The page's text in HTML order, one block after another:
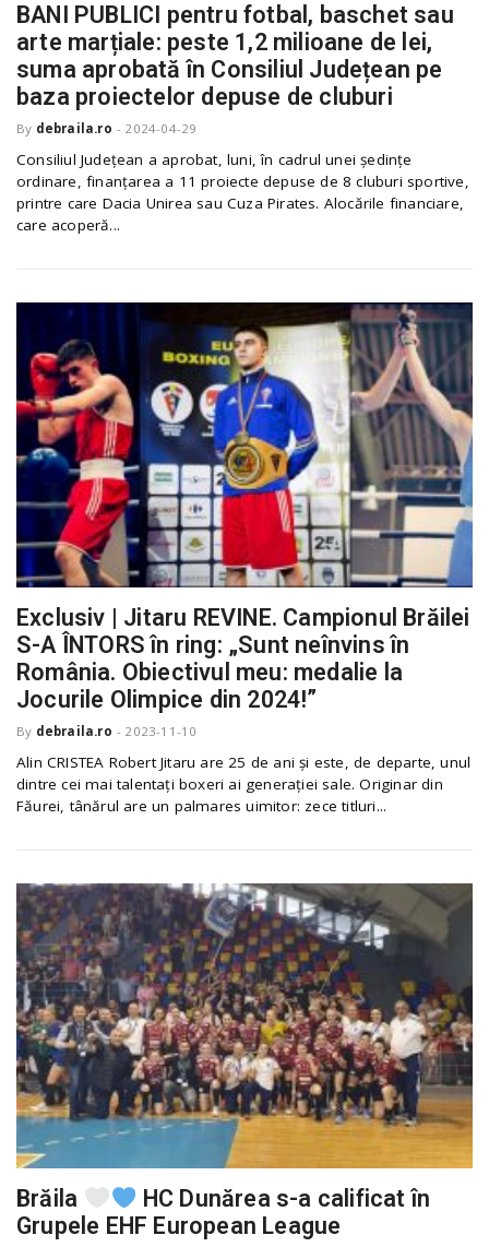
BANI PUBLICI pentru fotbal, baschet sau
arte marțiale: peste 1,2 milioane de lei,
suma aprobată în Consiliul Județean pe
baza proiectelor depuse de cluburi
By debraila.ro - 2024-04-29
Consiliul Județean a aprobat, luni, în cadrul unei ședințe
ordinare, finanțarea a 11 proiecte depuse de 8 cluburi sportive,
printre care Dacia Unirea sau Cuza Pirates. Alocările financiare,
care acoperă...
Exclusiv | Jitaru REVINE. Campionul Brăilei
S-A ÎNTORS în ring: „Sunt neînvins în
România. Obiectivul meu: medalie la
Jocurile Olimpice din 2024!”
By debraila.ro - 2023-11-10
Alin CRISTEA Robert Jitaru are 25 de ani și este, de departe, unul
dintre cei mai talentați boxeri ai generației sale. Originar din
Făurei, tânărul are un palmares uimitor: zece titluri...
Brăila
HC Dunărea s-a calificat în
Grupele EHF European League